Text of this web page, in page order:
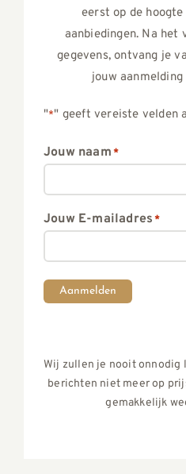
eerst op de
aanbiedingen. Na het
gegevens, ontvang je
jouw
"*" geeft vereiste velden
Jouw naam*
Jouw E-mailadres *
Aanmelden
Wij zullen je nooit onnodig
berichten niet meer op
gemakkelijk